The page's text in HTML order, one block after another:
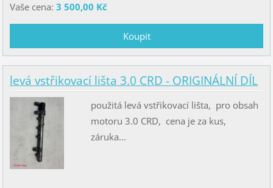
Vaše cena: 3 500,00 Kč
levá vstřikovací lišta 3.0 CRD - ORIGINÁLNÍ DÍL
použitá levá vstřikovací lišta, pro obsah
motoru 3.0 CRD, cena je za kus,
záruka...